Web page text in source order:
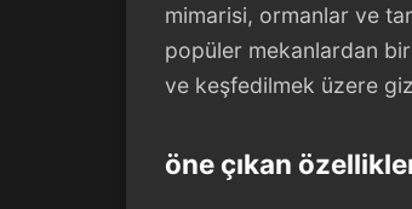
mimarisi, ormanlar ve
popüler mekanlardan
ve keşfedilmek üzere
öne çıkan